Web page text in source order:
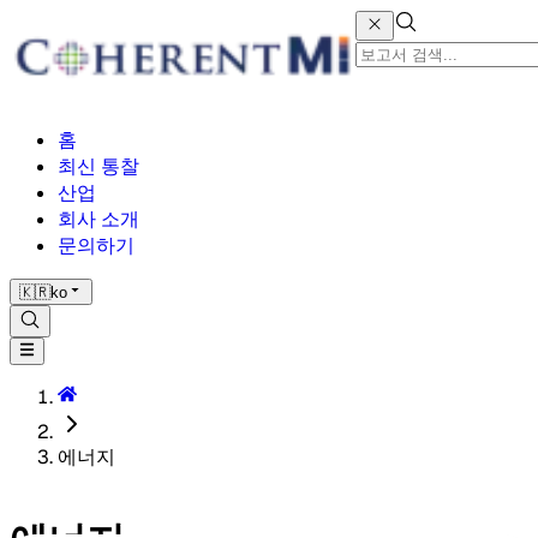
홈
최신 통찰
산업
회사 소개
문의하기
🇰🇷ko
에너지